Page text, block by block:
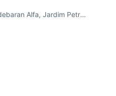
Condomínio Residencial Aldebaran Alfa, Jardim Petrópolis